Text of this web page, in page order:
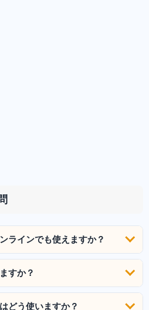
ラインでも使えますか？
すか？
どう使いますか？